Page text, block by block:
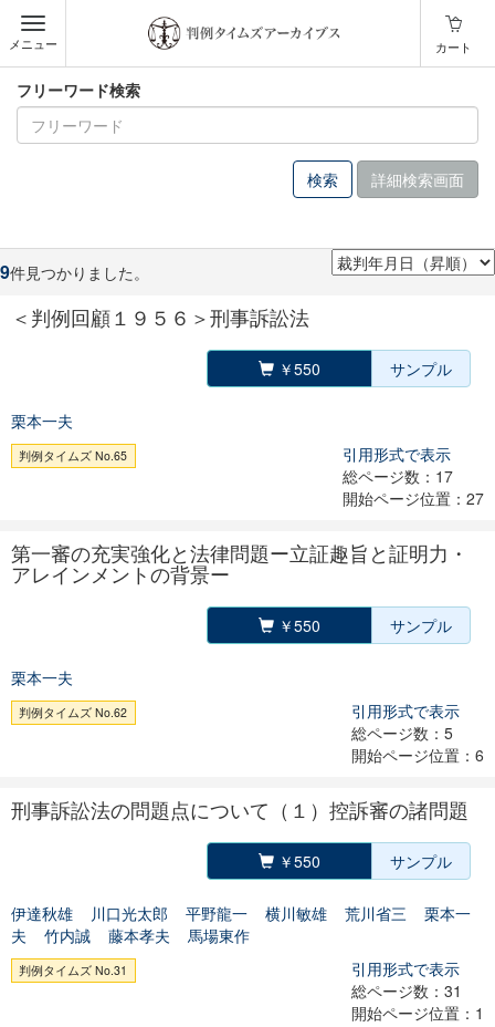
メニュー カート
フリーワード検索
詳細検索画面
9件見つかりました。
＜判例回顧１９５６＞刑事訴訟法
￥550 サンプル
栗本一夫
判例タイムズ No.65
引用形式で表示
総ページ数：17
開始ページ位置：27
第一審の充実強化と法律問題ー立証趣旨と証明力・
アレインメントの背景ー
￥550 サンプル
栗本一夫
判例タイムズ No.62
引用形式で表示
総ページ数：5
開始ページ位置：6
刑事訴訟法の問題点について（１）控訴審の諸問題
￥550 サンプル
伊達秋雄 川口光太郎 平野龍一 横川敏雄 荒川省三
栗本一
夫
竹内誠 藤本孝夫 馬場東作
判例タイムズ No.31
引用形式で表示
総ページ数：31
開始ページ位置：1